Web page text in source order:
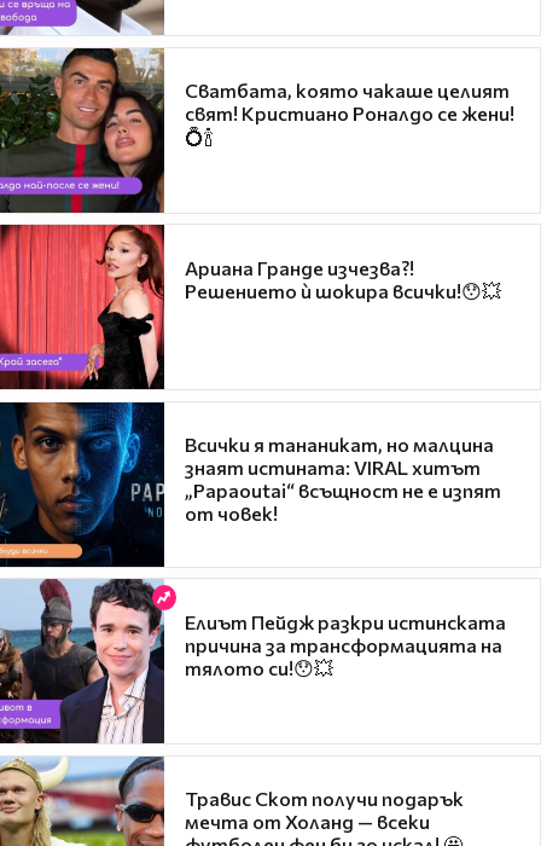
Сватбата, която чакаше целият
свят! Кристиано Роналдо се жени!
💍🍾
Ариана Гранде изчезва?!
Решението ѝ шокира всички!😯💥
Всички я тананикат, но малцина
знаят истината: VIRAL хитът
„Papaoutai“ всъщност не е изпят
от човек!
Елиът Пейдж разкри истинската
причина за трансформацията на
тялото си!😯💥
Травис Скот получи подарък
мечта от Холанд — всеки